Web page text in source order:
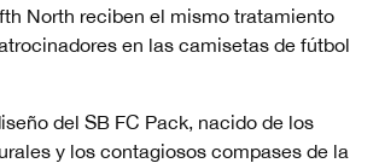
North reciben el mismo tratamiento
en las camisetas de fútbol
del SB FC Pack, nacido de los
y los contagiosos compases de la